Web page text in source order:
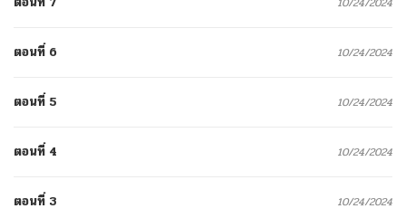
ตอนที่ 6 10/24/2024
ตอนที่ 5 10/24/2024
ตอนที่ 4 10/24/2024
ตอนที่ 3 10/24/2024